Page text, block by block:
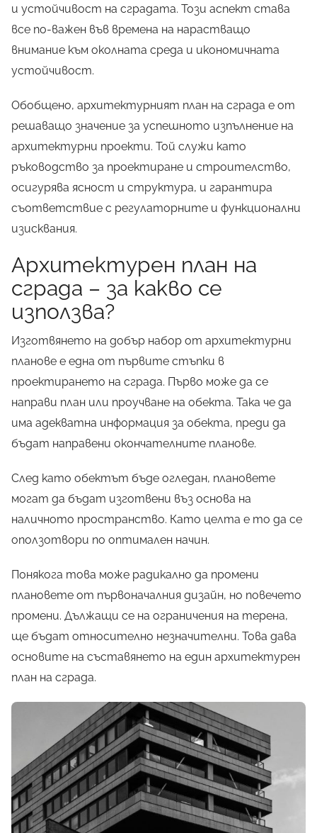
и устойчивост на сградата. Този аспект става
все по-важен във времена на нарастващо
внимание към околната среда и икономичната
устойчивост.
Обобщено, архитектурният план на сграда е от
решаващо значение за успешното изпълнение на
архитектурни проекти. Той служи като
ръководство за проектиране и строителство,
осигурява ясност и структура, и гарантира
съответствие с регулаторните и функционални
изисквания.
Архитектурен план на
сграда – за какво се
използва?
Изготвянето на добър набор от архитектурни
планове е една от първите стъпки в
проектирането на сграда. Първо може да се
направи план или проучване на обекта. Така че да
има адекватна информация за обекта, преди да
бъдат направени окончателните планове.
След като обектът бъде огледан, плановете
могат да бъдат изготвени въз основа на
наличното пространство. Като целта е то да се
оползотвори по оптимален начин.
Понякога това може радикално да промени
плановете от първоначалния дизайн, но повечето
промени. Дължащи се на ограничения на терена,
ще бъдат относително незначителни. Това дава
основите на съставянето на един архитектурен
план на сграда.